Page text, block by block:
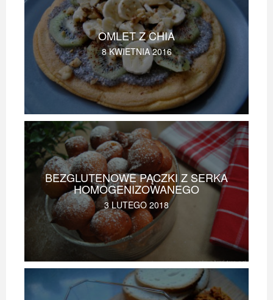
OMLET Z CHIA
8 KWIETNIA 2016
BEZGLUTENOWE PĄCZKI Z SERKA
HOMOGENIZOWANEGO
3 LUTEGO 2018